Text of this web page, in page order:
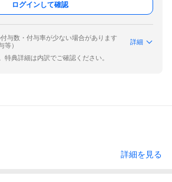
ログインして確認
与数・付与率が少ない場合があります
等）
詳細
特典詳細は内訳でご確認ください。
詳細を見る